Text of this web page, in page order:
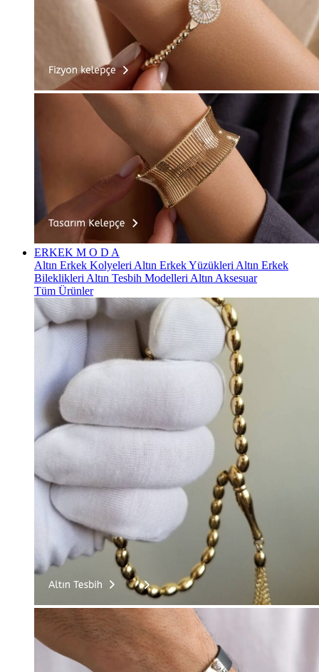
ERKEK M O D A
Altın Erkek Kolyeleri Altın Erkek Yüzükleri Altın Erkek
Bileklikleri Altın Tesbih Modelleri Altın Aksesuar
Tüm Ürünler